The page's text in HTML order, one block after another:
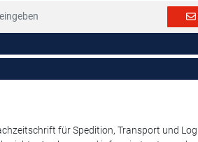
für Spedition, Transport und